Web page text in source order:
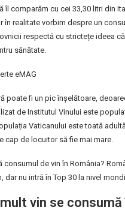
îl comparăm cu cei 33,30 litri din
în realitate vorbim despre un
respectă cu strictețe ideea
sănătate.
eMAG
poate fi un pic înșelătoare,
de Institutul Vinului este
Vaticanului este toată
cap de locuitor să fie mai mare.
consumul de vin în România?
dar nu intră în Top 30 la nivel
vin se consumă